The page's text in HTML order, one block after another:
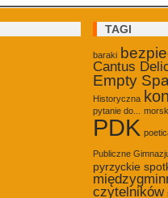
TAGI
baraki
Cantus
Empty
Historyczna
pytanie do...
PDK
Publiczne
pyrzyckie
czytelników